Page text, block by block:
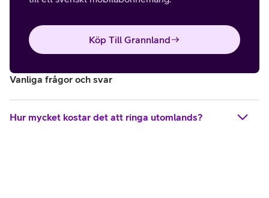
Köp Till Grannland
Vanliga frågor och svar
Hur mycket kostar det att ringa utomlands?